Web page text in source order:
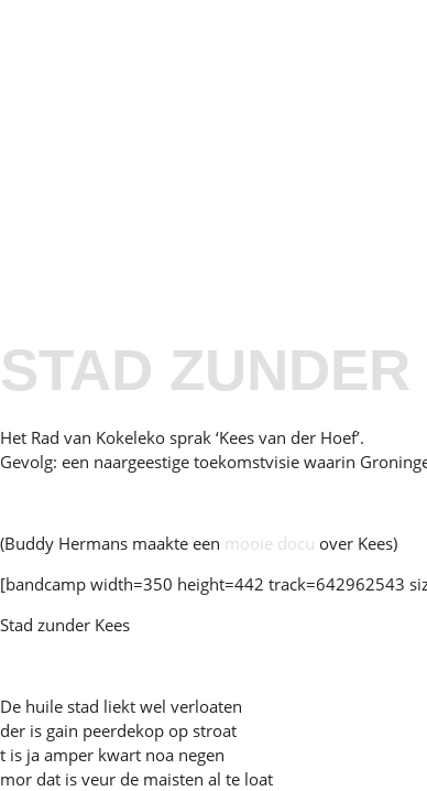
STAD
Het Rad van Kokeleko sprak ‘Kees van der Hoef’.
Gevolg: een naargeestige toekomstvisie waarin
(Buddy Hermans maakte een mooie docu over Kees)
[bandcamp width=350 height=442 track=642962543
Stad zunder Kees
De huile stad liekt wel verloaten
der is gain peerdekop op stroat
t is ja amper kwart noa negen
mor dat is veur de maisten al te loat